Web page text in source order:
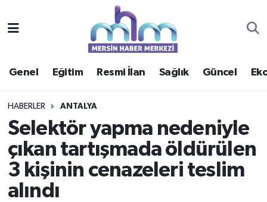
Genel Eğitim Resmi İlan Sağlık Güncel
HABERLER ANTALYA
Selektör yapma nedeniyle
çıkan tartışmada öldürülen
3 kişinin cenazeleri teslim
alındı
Çevre
Eğitim
Ekonomi
Genel
Güncel
Mersin Hava Durumu
Mersin Trafik Yoğunluk Haritası
Süper Lig Puan Durumu ve Fikstür
Tüm Manşetler
Son Dakika Haberleri
Haber Arşivi